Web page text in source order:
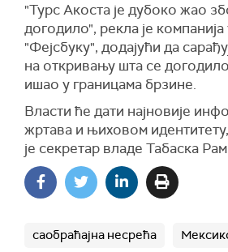
"Турс Акоста је дубоко жао
догодило", рекла је компанија
"Фејсбуку", додајући да
на откривању шта се
ишао у границама брзине.
Власти ће дати најновије
жртава и њиховом
је секретар владе Табаска
саобраћајна несрећа